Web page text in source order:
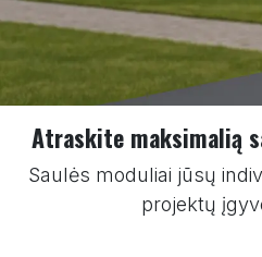
Atraskite maksimalią
Saulės moduliai jūsų
projektų